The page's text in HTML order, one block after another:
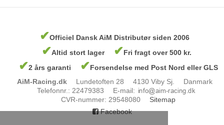
✔Officiel Dansk AiM Distributør siden 2006
✔Altid stort lager ✔Fri fragt over 500 kr.
✔2 års garanti ✔Forsendelse med Post Nord eller GLS
AiM-Racing.dk
Lundetoften 28 4130 Viby Sj.
Danmark
Telefonnr. : 22479383 E-mail:
CVR-nummer: 29548080
Sitemap
Facebook